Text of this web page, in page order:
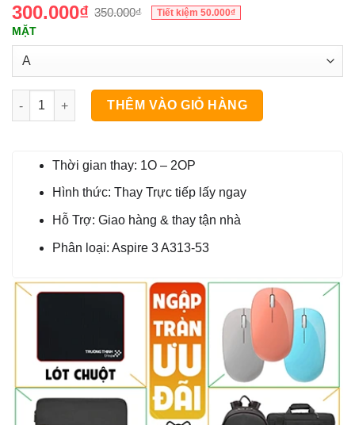
350.000₫
300.000₫ Tiết kiệm 50.000₫
MẶT
Vỏ Laptop Acer Aspire 3 A313-53 số lượng
THÊM VÀO GIỎ HÀNG
Thời gian thay: 1O – 2OP
Hình thức: Thay Trực tiếp lấy ngay
Hỗ Trợ: Giao hàng & thay tận nhà
Phân loại: Aspire 3 A313-53